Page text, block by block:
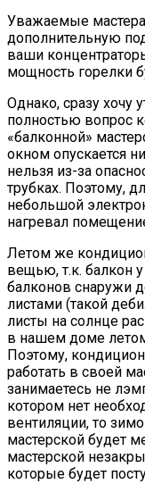
Уважаемые
дополнительную
ваши
мощность горелки
Однако, сразу хочу
полностью вопрос
«балконной»
окном опускается
нельзя из-за
трубках. Поэтому,
небольшой
нагревал
Летом же
вещью, т.к. балкон
балконов снаружи
листами (такой
листы на солнце
в нашем доме
Поэтому,
работать в своей
занимаетесь не
котором нет
вентиляции, то
мастерской будет
мастерской
которые будет